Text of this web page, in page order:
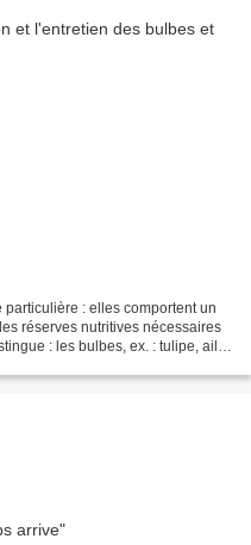
: elles comportent un
réserves nutritives nécessaires
: les bulbes, ex. : tulipe, ail